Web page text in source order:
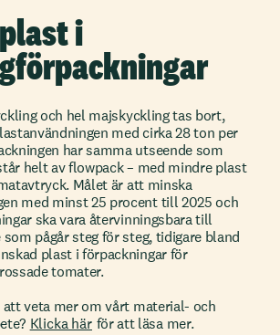
i
och hel majskyckling tas bort,
med cirka 28 ton per
har samma utseende som
helt av flowpack – med mindre plast
Målet är att minska
med minst 25 procent till 2025 och
ska vara återvinningsbara till
pågår steg för steg, tidigare bland
plast i förpackningar för
tomater.
att veta mer om vårt material- och
Klicka här för att läsa mer.